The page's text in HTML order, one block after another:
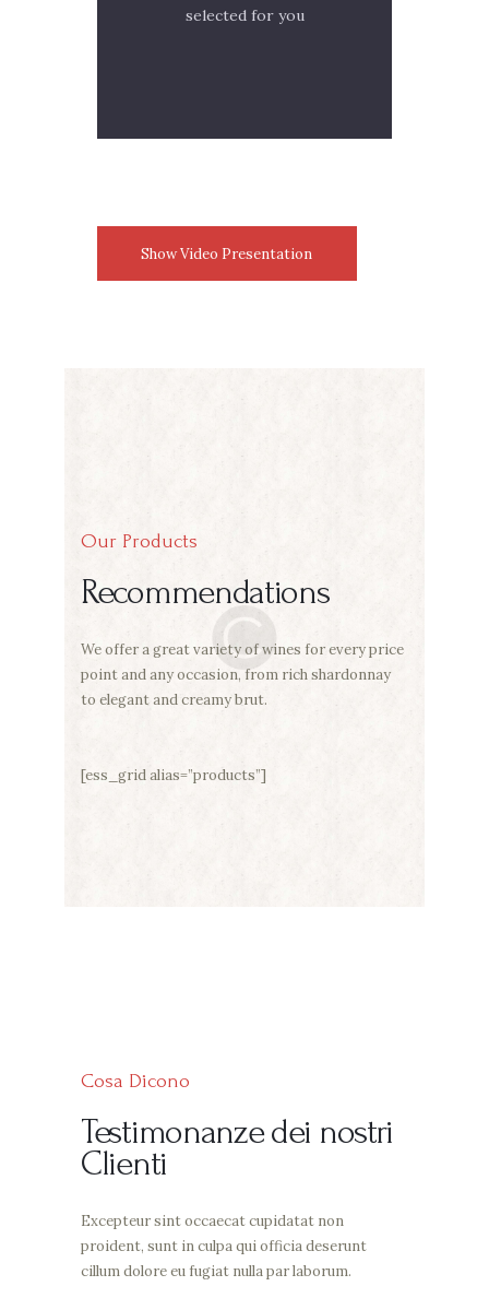
selected for you
Show Video Presentation
Our Products
Recommendations
We offer a great variety of wines for every price
point and any occasion, from richshardonnay
to elegant and creamy brut.
[ess_grid alias=”products”]
Cosa Dicono
Testimonanze dei nostri
Clienti
Excepteur sint occaecat cupidatat non
proident, sunt in culpa qui officia deserunt
cillum dolore eu fugiat nulla par laborum.